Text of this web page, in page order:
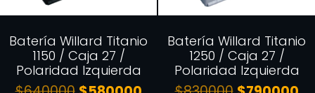
Batería Willard Titanio
1150 / Caja 27 /
Polaridad Izquierda
Batería Willard Titanio
1250 / Caja 27 /
Polaridad Izquierda